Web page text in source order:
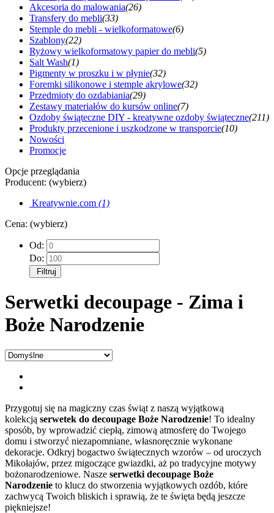
Akcesoria do malowania(26)
Transfery do mebli(33)
Stemple do mebli - wielkoformatowe(6)
Szablony(22)
Ryżowy wielkoformatowy papier do mebli(5)
Salt Wash(1)
Pigmenty w proszku i w płynie(32)
Foremki silikonowe i stemple akrylowe(32)
Przedmioty do ozdabiania(29)
Zestawy materiałów do kursów online(7)
Ozdoby świąteczne DIY - kreatywne ozdoby świąteczne(211)
Produkty przecenione i uszkodzone w transporcie(10)
Nowości
Promocje
Opcje przeglądania
Producent: (wybierz)
Kreatywnie.com (1)
Cena: (wybierz)
Od:
Do:
Filtruj
Serwetki decoupage - Zima i
Boże Narodzenie
Przygotuj się na magiczny czas świąt z naszą wyjątkową
kolekcją serwetek do decoupage Boże Narodzenie! To idealny
sposób, by wprowadzić ciepłą, zimową atmosferę do Twojego
domu i stworzyć niezapomniane, własnoręcznie wykonane
dekoracje. Odkryj bogactwo świątecznych wzorów – od uroczych
Mikołajów, przez migoczące gwiazdki, aż po tradycyjne motywy
bożonarodzeniowe. Nasze serwetki decoupage Boże
Narodzenie to klucz do stworzenia wyjątkowych ozdób, które
zachwycą Twoich bliskich i sprawią, że te święta będą jeszcze
piękniejsze!